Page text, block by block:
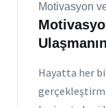
Motivasyon
Hayatta her